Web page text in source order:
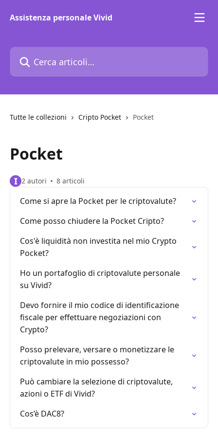
Assistenza personale Vivid
Cerca articoli…
Tutte le collezioni Cripto Pocket Pocket
Pocket
I 2 autori 8 articoli
Come si apre la Pocket per le criptovalute?
Come posso chiudere la Pocket Cripto?
Cos'è liquidità non investita nel mio Crypto
Pocket?
Ho un portafoglio di criptovalute personale
su Vivid?
Devo fornire il mio codice di identificazione
fiscale per effettuare negoziazioni con
Crypto?
Posso prelevare, versare o monetizzare le
criptovalute in mio possesso?
Può cambiare la selezione di criptovalute,
azioni o ETF di Vivid?
Cos’è DAC8?